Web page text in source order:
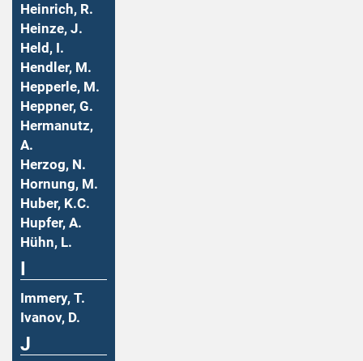
Heinrich, R.
Heinze, J.
Held, I.
Hendler, M.
Hepperle, M.
Heppner, G.
Hermanutz,
A.
Herzog, N.
Hornung, M.
Huber, K.C.
Hupfer, A.
Hühn, L.
Immery, T.
Ivanov, D.
J